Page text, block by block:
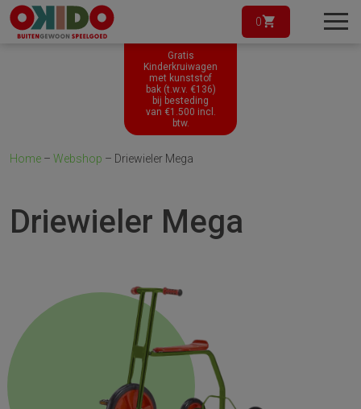
0
Gratis
Kinderkruiwagen
met kunststof
bak (t.w.v. €136)
bij besteding
van €1.500 incl.
btw.
Home – Webshop – Driewieler Mega
Driewieler Mega